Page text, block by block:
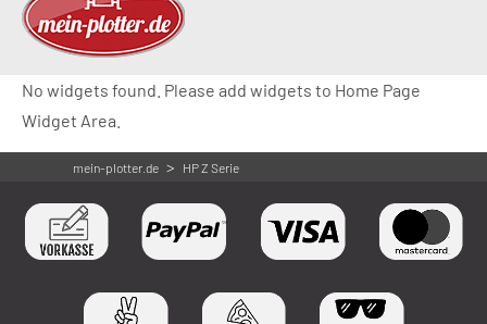
No widgets found. Please add widgets to Home Page
Widget Area.
mein-plotter.de > HP Z Serie